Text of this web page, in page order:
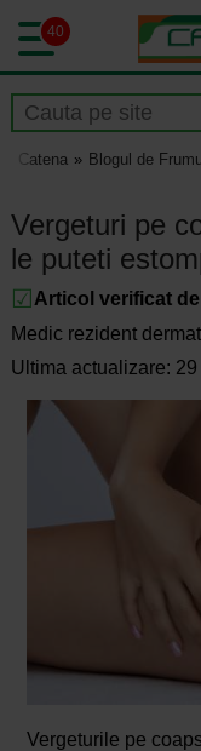
40
Catena Blogul de
Vergeturi pe
le puteti
Articol verificat
Medic rezident
Ultima actualizare:
Vergeturile pe